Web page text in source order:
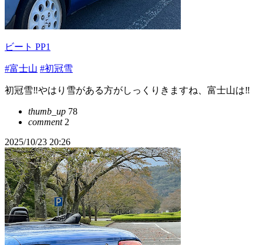
ビート PP1
#富士山 #初冠雪
初冠雪‼️やはり雪がある方がしっくりきますね、富士山は‼️
thumb_up 78
comment2
2025/10/23 20:26